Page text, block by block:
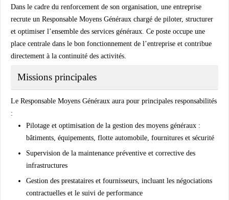
Dans le cadre du renforcement de son organisation, une entreprise
recrute un Responsable Moyens Généraux chargé de piloter, structurer
et optimiser l’ensemble des services généraux. Ce poste occupe une
place centrale dans le bon fonctionnement de l’entreprise et contribue
directement à la continuité des activités.
Missions principales
Le Responsable Moyens Généraux aura pour principales responsabilités
:
Pilotage et optimisation de la gestion des moyens généraux :
bâtiments, équipements, flotte automobile, fournitures et sécurité
Supervision de la maintenance préventive et corrective des
infrastructures
Gestion des prestataires et fournisseurs, incluant les négociations
contractuelles et le suivi de performance